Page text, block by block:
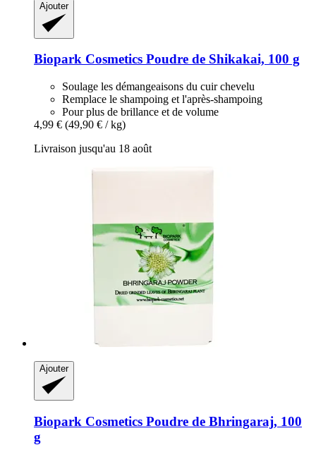
Ajouter
Biopark Cosmetics Poudre de Shikakai, 100 g
Soulage les démangeaisons du cuir chevelu
Remplace le shampoing et l'après-shampoing
Pour plus de brillance et de volume
4,99 € (49,90 € / kg)
Livraison jusqu'au 18 août
Ajouter
Biopark Cosmetics Poudre de Bhringaraj, 100
g